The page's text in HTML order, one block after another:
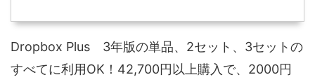
Dropbox Plus 3年版の単品、2セット、3セットの
すべてに利用OK！42,700円以上購入で、2000円